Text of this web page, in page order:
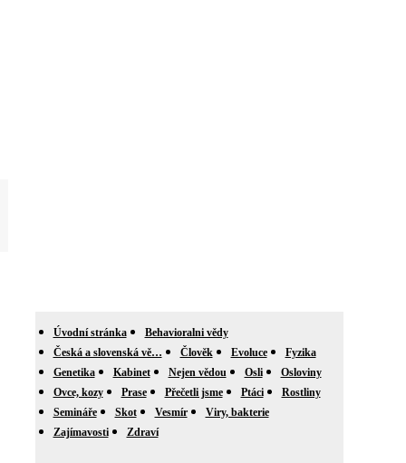
Úvodní stránka
Behavioralni vědy
Česká a slovenská vě…
Člověk Evoluce
Fyzika
Genetika
Kabinet Nejen vědou Osli
Osloviny
Ovce, kozy
Prase Přečetli jsme Ptáci
Rostliny
Semináře
Skot Vesmír
Viry, bakterie
Zajímavosti
Zdraví